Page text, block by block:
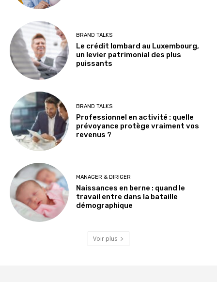
BRAND TALKS
Le crédit lombard au Luxembourg,
un levier patrimonial des plus
puissants
BRAND TALKS
Professionnel en activité : quelle
prévoyance protège vraiment vos
revenus ?
MANAGER & DIRIGER
Naissances en berne : quand le
travail entre dans la bataille
démographique
Voir plus